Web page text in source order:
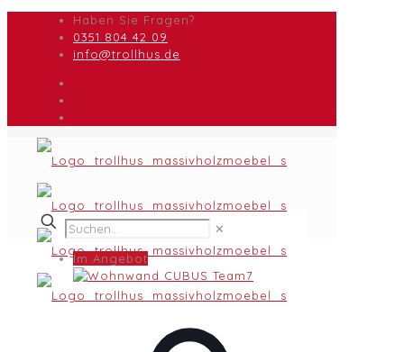
Haben Sie Fragen?
0351 804 42 09
info@trollhus.de
✕
Im Angebot